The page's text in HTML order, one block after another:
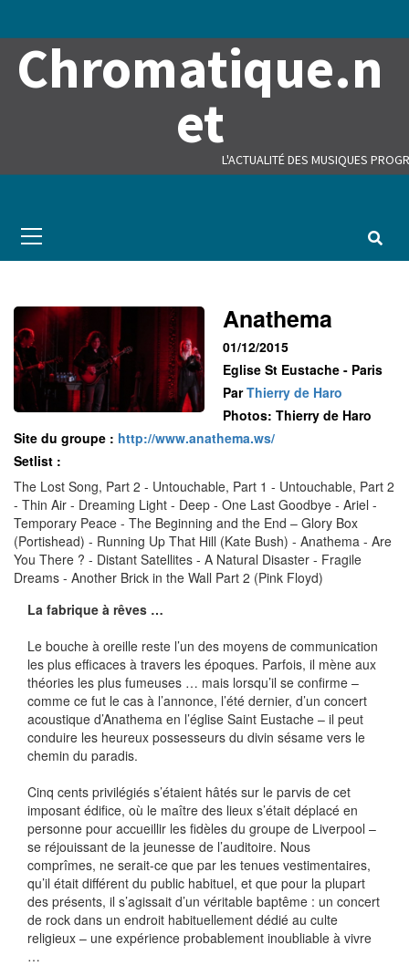
Chromatique.n
et
L'ACTUALITÉ DES MUSIQUES
Menu
Anathema
01/12/2015
Eglise St Eustache - Paris
ParThierry de Haro
Photos: Thierry de Haro
Site du groupe : http://www.anathema.ws/
Setlist :
The Lost Song, Part 2 - Untouchable, Part 1 - Untouchable, Part 2
- Thin Air - Dreaming Light - Deep - One Last Goodbye - Ariel -
Temporary Peace - The Beginning and the End – Glory Box
(Portishead) - Running Up That Hill (Kate Bush) - Anathema - Are
You There ? - Distant Satellites - A Natural Disaster - Fragile
Dreams - Another Brick in the Wall Part 2 (Pink Floyd)
La fabrique à rêves …
Le bouche à oreille reste l’un des moyens de communication
les plus efficaces à travers les époques. Parfois, il mène aux
théories les plus fumeuses … mais lorsqu’il se confirme –
comme ce fut le cas à l’annonce, l’été dernier, d’un concert
acoustique d’Anathema en l’église Saint Eustache – il peut
conduire les heureux possesseurs du divin sésame vers le
chemin du paradis.
Cinq cents privilégiés s’étaient hâtés sur le parvis de cet
imposant édifice, où le maître des lieux s’était déplacé en
personne pour accueillir les fidèles du groupe de Liverpool –
se réjouissant de la jeunesse de l’auditoire. Nous
comprîmes, ne serait-ce que par les tenues vestimentaires,
qu’il était différent du public habituel, et que pour la plupart
des présents, il s’agissait d’un véritable baptême : un concert
de rock dans un endroit habituellement dédié au culte
religieux – une expérience probablement inoubliable à vivre
…